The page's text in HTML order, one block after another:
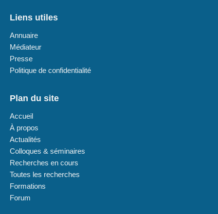
Liens utiles
Annuaire
Médiateur
Presse
Politique de confidentialité
Plan du site
Accueil
À propos
Actualités
Colloques & séminaires
Recherches en cours
Toutes les recherches
Formations
Forum